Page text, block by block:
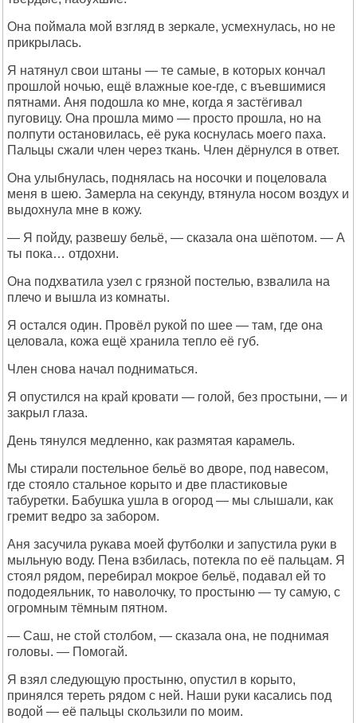
Она поймала мой взгляд в зеркале, усмехнулась, но не
прикрылась.
Я натянул свои штаны — те самые, в которых кончал
прошлой ночью, ещё влажные кое-где, с въевшимися
пятнами. Аня подошла ко мне, когда я застёгивал
пуговицу. Она прошла мимо — просто прошла, но на
полпути остановилась, её рука коснулась моего паха.
Пальцы сжали член через ткань. Член дёрнулся в ответ.
Она улыбнулась, поднялась на носочки и поцеловала
меня в шею. Замерла на секунду, втянула носом воздух и
выдохнула мне в кожу.
— Я пойду, развешу бельё, — сказала она шёпотом. — А
ты пока… отдохни.
Она подхватила узел с грязной постелью, взвалила на
плечо и вышла из комнаты.
Я остался один. Провёл рукой по шее — там, где она
целовала, кожа ещё хранила тепло её губ.
Член снова начал подниматься.
Я опустился на край кровати — голой, без простыни, — и
закрыл глаза.
День тянулся медленно, как размятая карамель.
Мы стирали постельное бельё во дворе, под навесом,
где стояло стальное корыто и две пластиковые
табуретки. Бабушка ушла в огород — мы слышали, как
гремит ведро за забором.
Аня засучила рукава моей футболки и запустила руки в
мыльную воду. Пена взбилась, потекла по её пальцам. Я
стоял рядом, перебирал мокрое бельё, подавал ей то
пододеяльник, то наволочку, то простыню — ту самую, с
огромным тёмным пятном.
— Саш, не стой столбом, — сказала она, не поднимая
головы. — Помогай.
Я взял следующую простыню, опустил в корыто,
принялся тереть рядом с ней. Наши руки касались под
водой — её пальцы скользили по моим.